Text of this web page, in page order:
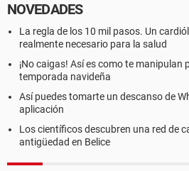
NOVEDADES
La regla de los 10 mil pasos. Un
realmente necesario para la salud
¡No caigas! Así es como te manipulan
temporada navideña
Así puedes tomarte un descanso de
aplicación
Los científicos descubren una red de
antigüedad en Belice